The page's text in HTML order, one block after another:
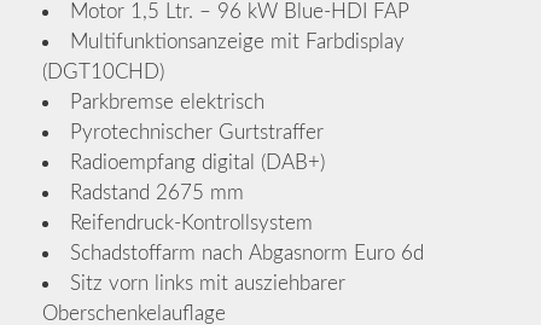
Motor 1,5 Ltr. – 96 kW Blue-HDI FAP
Multifunktionsanzeige mit Farbdisplay
(DGT10CHD)
Parkbremse elektrisch
Pyrotechnischer Gurtstraffer
Radioempfang digital (DAB+)
Radstand 2675 mm
Reifendruck-Kontrollsystem
Schadstoffarm nach Abgasnorm Euro 6d
Sitz vorn links mit ausziehbarer
Oberschenkelauflage